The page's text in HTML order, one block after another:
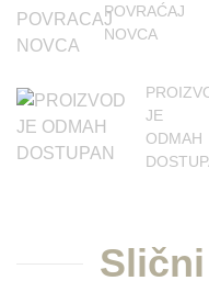
POVRAĆAJ
NOVCA
JE
ODMAH